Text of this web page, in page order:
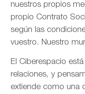
nuestros propios
propio Contrato
según las
vuestro. Nuestro
El Ciberespacio
relaciones, y
extiende como una